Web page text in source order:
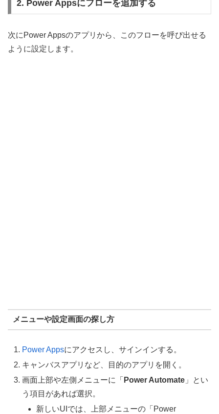
2. Power Appsにフローを追加する
次にPower Appsのアプリから、このフローを呼び出せる
ように設定します。
メニューや設定画面の探し方
Power Appsにアクセスし、サインインする。
キャンバスアプリなど、目的のアプリを開く。
画面上部や左側メニューに「 Power Automate 」とい
う項目があれば選択。
新しいUIでは、上部メニューの「Power